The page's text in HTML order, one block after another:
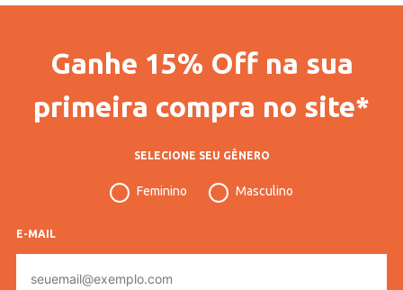
Ganhe 15% Off na sua
primeira compra no site*
SELECIONE SEU GÊNERO
Feminino Masculino
E-MAIL
mail